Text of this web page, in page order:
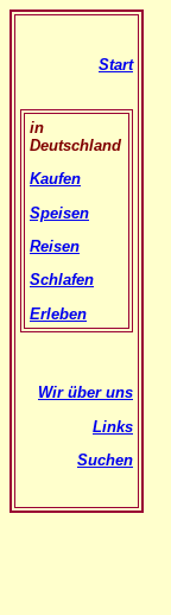
Start
in
Deutschland
Kaufen
Speisen
Reisen
Schlafen
Erleben
Wir über uns
Links
Suchen